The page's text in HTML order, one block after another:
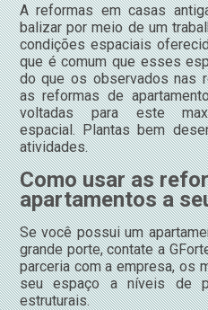
A reformas em casas
balizar por meio de um
condições espaciais
que é comum que esses
do que os observados nas
as reformas de
voltadas para este
espacial. Plantas bem
atividades.
Como usar as
apartamentos a
Se você possui um
grande porte, contate a
parceria com a empresa, os
seu espaço a níveis de
estruturais.